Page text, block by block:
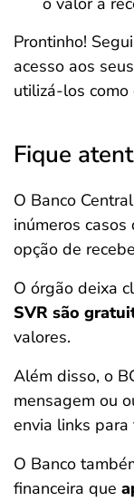
Prontinho!
acesso aos
utilizá-los como
Fique
O Banco
inúmeros casos
opção de
O órgão deixa
SVR são
valores.
Além disso, o
mensagem ou
envia links
O Banco
financeira que